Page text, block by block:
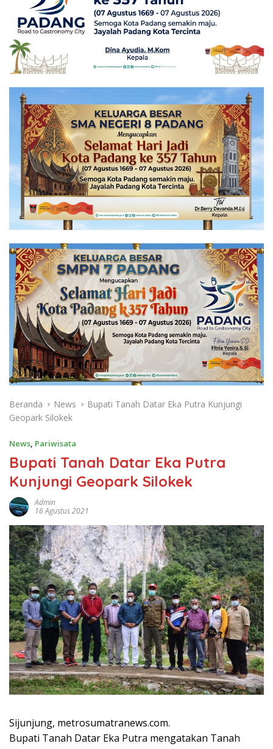
Beranda News
Bupati Tanah Datar Eka Putra Kunjungi
Geopark Silokek
News, Pariwisata
Bupati Tanah Datar Eka Putra
Kunjungi Geopark Silokek
Admin
16 Agustus 2021
Sijunjung, metrosumatranews.com.
Bupati Tanah Datar Eka Putra mengatakan Tanah